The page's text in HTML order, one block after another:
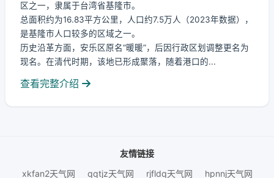
区之一，隶属于台湾省基隆市。
总面积约为16.83平方公里，人口约7.5万人（2023年数据），
是基隆市人口较多的区域之一。
历史沿革方面，安乐区原名“暖暖”，后因行政区划调整更名为
现名。在清代时期，该地已形成聚落，随着港口的...
查看完整介绍
友情链接
xkfan2天气网
qqtjz天气网 rjfldq天气网 hpnnj天气网